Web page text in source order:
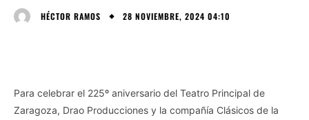
HÉCTOR RAMOS 28 NOVIEMBRE, 2024 04:10
Para celebrar el 225º aniversario del Teatro Principal de
Zaragoza, Drao Producciones y la compañía Clásicos de la